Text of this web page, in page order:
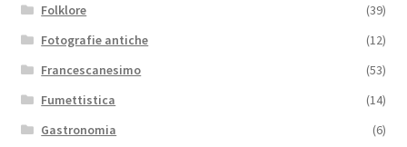
Folklore
(39)
Fotografie antiche
(12)
Francescanesimo
(53)
Fumettistica
(14)
Gastronomia
(6)